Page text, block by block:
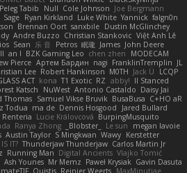
Peleg Tabib Null Cole Johnson Joe Bergmann
Sage Ryan Kirkland Luke White Yannick falgn0n
Brennan Oort sanxbile Dustin McGlinchey
Andre Buzzo Christian Stankovic Việt Anh Lê
Sean 乐 音 Petros 眠瓏 James John Deere
an l BZK Gaming Leo chen zhen
MODECAM
Pierce Артем Бардин nagi FranklinTremplin JL
Lee Robert Hankinson M0TH Jack Ü
LCQP
ACT kona T1 Exotic RZ abby! ll Stanced
Katsch NuWest Antonio Castaldo Daisy Jai
Thomas Samuel Vikse Bruvik BusaBusa C+HO aR
Todua ma de Dennis Hosgood
Jared Bullard
Renteria Lucie Královcová BurpingMusquito
Ranya Zhong _Blobster_ Le sun
megan lavoie
Austin Taylor S Mingkwan Wawy Kerstetter
IS IT? Thunderjaw Thunderjaw Carlos Martin Jr
Running Man Digital Ancients Vlajko Tomić
Ash Younes Mr Memz Paweł Krysiak Gavin Dasuta
Quistis Reinier Weerts MaxMinutiae